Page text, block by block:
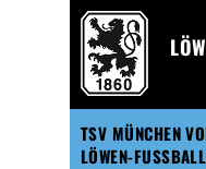
TSV MÜNCHEN
LÖWEN-